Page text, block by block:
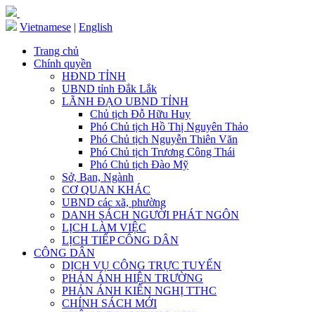
Vietnamese | English
Trang chủ
Chính quyền
HĐND TỈNH
UBND tỉnh Đắk Lắk
LÃNH ĐẠO UBND TỈNH
Chủ tịch Đỗ Hữu Huy
Phó Chủ tịch Hồ Thị Nguyên Thảo
Phó Chủ tịch Nguyễn Thiên Văn
Phó Chủ tịch Trương Công Thái
Phó Chủ tịch Đào Mỹ
Sở, Ban, Ngành
CƠ QUAN KHÁC
UBND các xã, phường
DANH SÁCH NGƯỜI PHÁT NGÔN
LỊCH LÀM VIỆC
LỊCH TIẾP CÔNG DÂN
CÔNG DÂN
DỊCH VỤ CÔNG TRỰC TUYẾN
PHẢN ÁNH HIỆN TRƯỜNG
PHẢN ÁNH KIẾN NGHỊ TTHC
CHÍNH SÁCH MỚI